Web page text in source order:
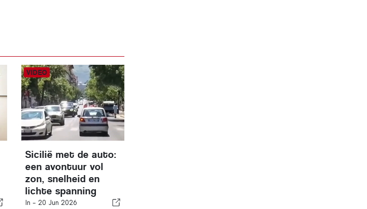
Sicilië met de auto:
een avontuur vol
zon, snelheid en
lichte spanning
In - 20 Jun 2026